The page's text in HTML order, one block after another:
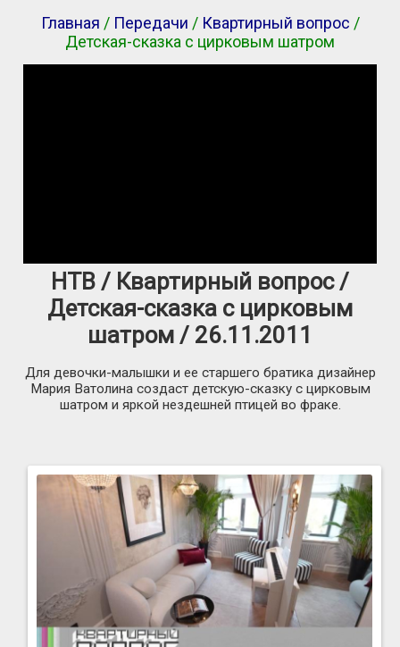
Главная / Передачи / Квартирный вопрос /
Детская-сказка с цирковым шатром
НТВ / Квартирный вопрос /
Детская-сказка с цирковым
шатром / 26.11.2011
Для девочки-малышки и ее старшего братика дизайнер
Мария Ватолина создаст детскую-сказкус цирковым
шатром и яркой нездешней птицей во фраке.